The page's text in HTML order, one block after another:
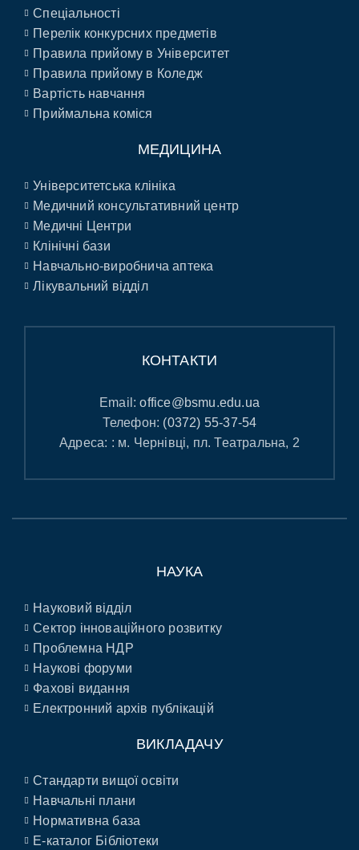
Спеціальності
Перелік конкурсних предметів
Правила прийому в Університет
Правила прийому в Коледж
Вартість навчання
Приймальна коміся
МЕДИЦИНА
Університетська клініка
Медичний консультативний центр
Медичні Центри
Клінічні бази
Навчально-виробнича аптека
Лікувальний відділ
КОНТАКТИ
Email:office@bsmu.edu.ua
Телефон: (0372) 55-37-54
Адреса: : м. Чернівці, пл. Театральна, 2
НАУКА
Науковий відділ
Сектор інноваційного розвитку
Проблемна НДР
Наукові форуми
Фахові видання
Електронний архів публікацій
ВИКЛАДАЧУ
Стандарти вищої освіти
Навчальні плани
Нормативна база
E-каталог Бібліотеки